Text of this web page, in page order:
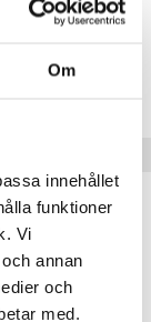
Om
innehållet
funktioner
Vi
annan
och
med.